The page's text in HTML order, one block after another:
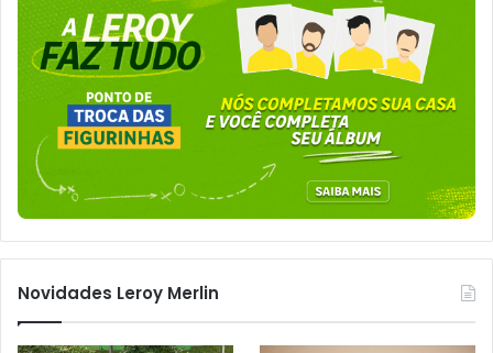
Novidades Leroy Merlin